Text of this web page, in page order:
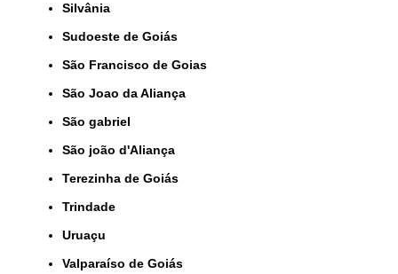
Silvânia
Sudoeste de Goiás
São Francisco de Goias
São Joao da Aliança
São gabriel
São joão d'Aliança
Terezinha de Goiás
Trindade
Uruaçu
Valparaíso de Goiás